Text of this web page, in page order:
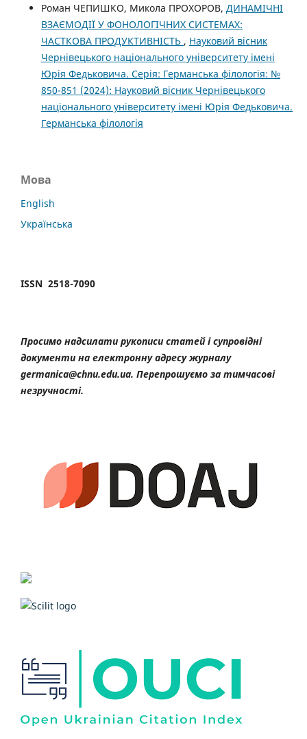
Роман ЧЕПИШКО, Микола ПРОХОРОВ, ДИНАМІЧНІ
ВЗАЄМОДІЇ У ФОНОЛОГІЧНИХ СИСТЕМАХ:
ЧАСТКОВА ПРОДУКТИВНІСТЬ , Науковий вісник
Чернівецького національного університету імені
Юрія Федьковича. Серія: Германська філологія: №
850-851 (2024): Науковий вісник Чернівецького
національного університету імені Юрія Федьковича.
Германська філологія
Мова
English
Українська
ISSN 2518-7090
Просимо надсилати рукописи статей і супровідні
документи на електронну адресу журналу
germanica@chnu.edu.ua. Перепрошуємо за тимчасові
незручності.